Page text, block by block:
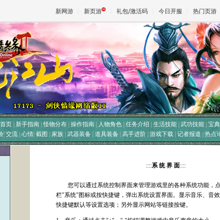
新网游 新页游 礼包/激活码 今日开服 热门页游
魔兽
天堂
王权与
页 新手指南 |怪物分布 操作指南 人物角色 任务介绍 生活技能 武功技能 宝
| 交流 心情 截图 家族 武器装备 道具装备 高手进阶 游戏下载 记者报道 热点
::::系 统 界 面::::
您可以通过系统控制界面来管理游戏里的各种系统功能，
栏"系统"图标或按快捷键 ，弹出系统设置界面。显示音乐、音
快捷键默认等设置选项；另外显示网站等链接按键。